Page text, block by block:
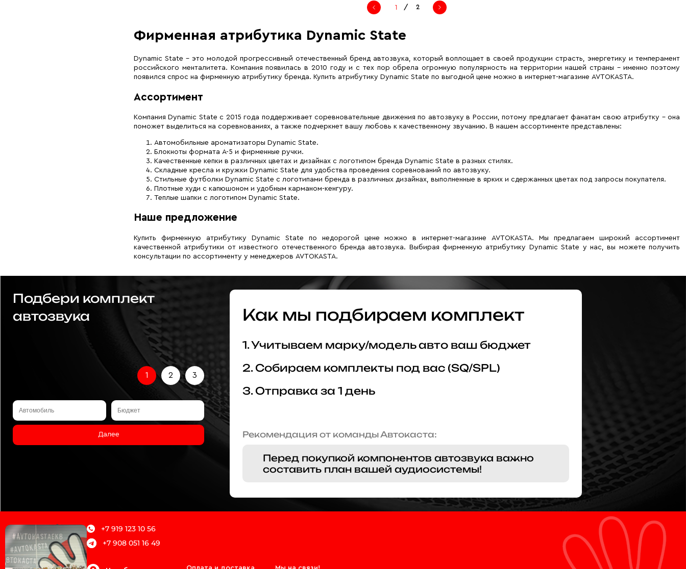
/ 2
Фирменная атрибутика Dynamic State
Dynamic State – это молодой прогрессивный отечественный бренд автозвука, который воплощает в своей продукции страсть, энергетику и темперамент
российского менталитета. Компания появилась в 2010 году и с тех пор обрела огромную популярность на территории нашей страны – именно поэтому
появился спрос на фирменную атрибутику бренда. Купить атрибутику Dynamic State по выгодной цене можно в интернет-магазине AVTOKASTA.
Ассортимент
Компания Dynamic State с 2015 года поддерживает соревновательные движения по автозвуку в России, потому предлагает фанатам свою атрибутку – она
поможет выделиться на соревнованиях, а также подчеркнет вашу любовь к качественному звучанию. В нашем ассортименте представлены:
Автомобильные ароматизаторы Dynamic State.
Блокноты формата А-5 и фирменные ручки.
Качественные кепки в различных цветах и дизайнах с логотипом бренда Dynamic State в разных стилях.
Складные кресла и кружки Dynamic State для удобства проведения соревнований по автозвуку.
Стильные футболки Dynamic State с логотипами бренда в различных дизайнах, выполненные в ярких и сдержанных цветах под запросы покупателя.
Плотные худи с капюшоном и удобным карманом-кенгуру.
Теплые шапки с логотипом Dynamic State.
Наше предложение
Купить фирменную атрибутику Dynamic State по недорогой цене можно в интернет-магазине AVTOKASTA. Мы предлагаем широкий ассортимент
качественной атрибутики от известного отечественного бренда автозвука. Выбирая фирменную атрибутику Dynamic State у нас, вы можете получить
консультации по ассортименту у менеджеров AVTOKASTA.
Подбери комплект
автозвука
1 2 3
Далее
Как мы подбираем комплект
1. Учитываем марку/модель авто ваш бюджет
2. Собираем комплекты под вас (SQ/SPL)
3. Отправка за 1 день
Рекомендация от команды Автокаста:
Перед покупкой компонентов автозвука важно
составить план вашей аудиосистемы!
+7 919 123 10 56
+7 908 051 16 49